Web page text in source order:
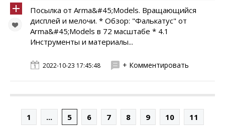
Посылка от Arma&#45;Models. Вращающийся
дисплей и мелочи. * Обзор: "Фалькатус" от
Arma&#45;Models в 72 масштабе * 4.1
Инструменты и материалы...
2022-10-23 17:45:48 + Комментировать
1 ... 5 6 7 8 9 10 11